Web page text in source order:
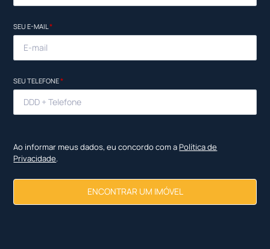
SEU E-MAIL*
SEU TELEFONE*
Ao informar meus dados, eu concordo com a Política de
Privacidade.
ENCONTRAR UM IMÓVEL